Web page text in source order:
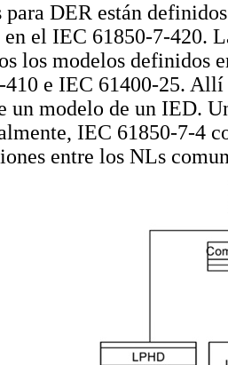
DER están
en el IEC 61850-7-420.
los modelos definidos
410 e IEC 61400-25. Allí
un modelo de un IED.
IEC 61850-7-4
entre los NLs